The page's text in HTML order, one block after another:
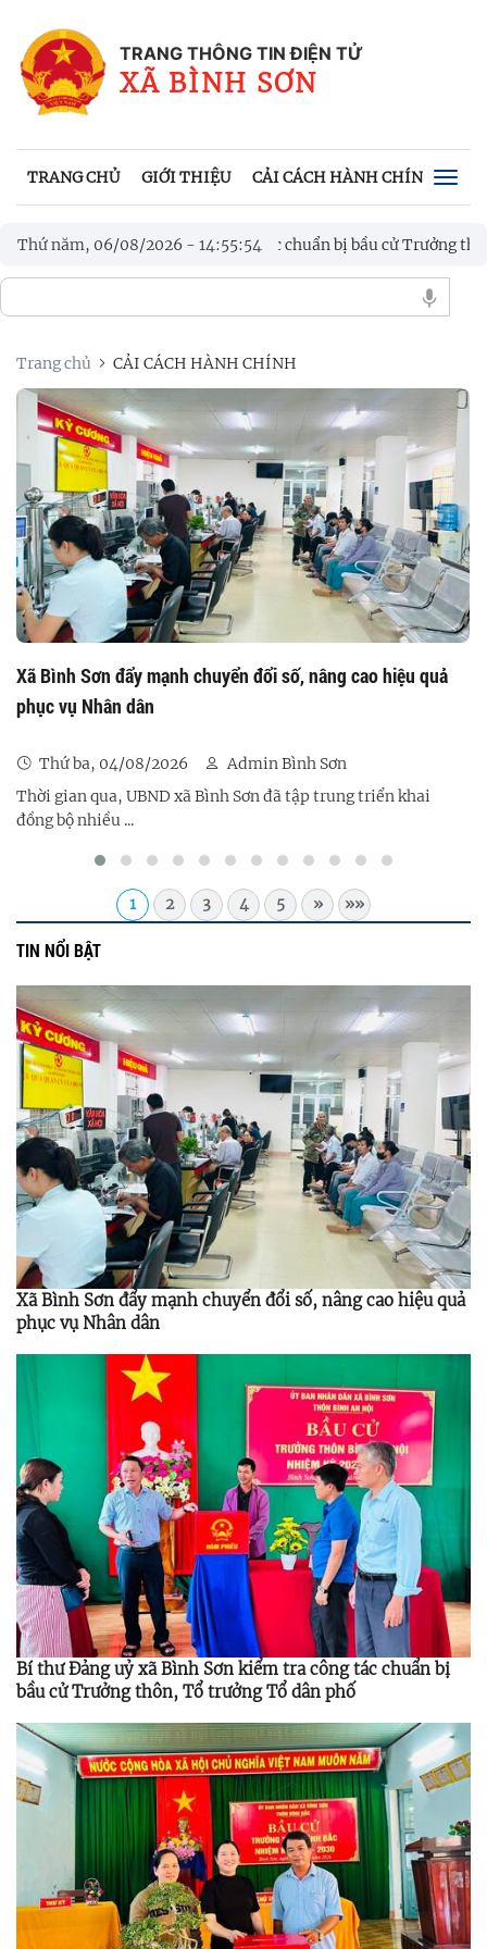
TRANG THÔNG TIN ĐIỆN TỬ
XÃ BÌNH SƠN
TRANG CHỦ GIỚI THIỆU CẢI CÁCH HÀNH CHÍNH
Thứ năm, 06/08/2026 - 14:55:55
Bình Sơn kiểm tra công tác chuẩn bị bầu cử Trưởng thôn, Tổ
trực tuyến về phát triển khoa học, công nghệ, đổi mới sáng
Trang chủ CẢI CÁCH HÀNH CHÍNH
Xã Bình Sơn đẩy mạnh chuyển đổi số, nâng cao hiệu quả
phục vụ Nhân dân
Thứ ba, 04/08/2026
Admin Bình Sơn
Thời gian qua, UBND xã Bình Sơn đã tập trung triển khai
đồng bộ nhiều ...
1 2 3 4 5 » »»
TIN NỔI BẬT
Xã Bình Sơn đẩy mạnh chuyển đổi số, nâng cao hiệu quả
phục vụ Nhân dân
Bí thư Đảng uỷ xã Bình Sơn kiểm tra công tác chuẩn bị
bầu cử Trưởng thôn, Tổ trưởng Tổ dân phố